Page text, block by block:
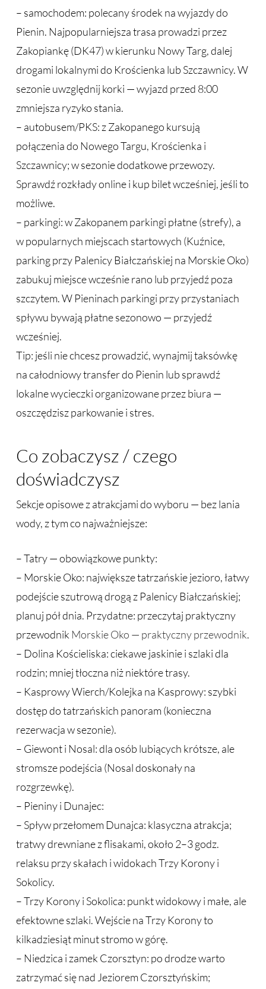
– samochodem: polecany środek na wyjazdy do
Pienin. Najpopularniejsza trasa prowadzi przez
Zakopiankę (DK47) w kierunku Nowy Targ, dalej
drogami lokalnymi do Krościenka lub Szczawnicy. W
sezonie uwzględnij korki — wyjazd przed 8:00
zmniejsza ryzyko stania.
– autobusem/PKS: z Zakopanego kursują
połączenia do Nowego Targu, Krościenka i
Szczawnicy; w sezonie dodatkowe przewozy.
Sprawdź rozkłady online i kup bilet wcześniej, jeśli to
możliwe.
– parkingi: w Zakopanem parkingi płatne (strefy), a
w popularnych miejscach startowych (Kuźnice,
parking przy Palenicy Białczańskiej na Morskie Oko)
zabukuj miejsce wcześnie rano lub przyjedź poza
szczytem. W Pieninach parkingi przy przystaniach
spływu bywają płatne sezonowo — przyjedź
wcześniej.
Tip: jeśli nie chcesz prowadzić, wynajmij taksówkę
na całodniowy transfer do Pienin lub sprawdź
lokalne wycieczki organizowane przez biura —
oszczędzisz parkowanie i stres.
Co zobaczysz / czego
doświadczysz
Sekcje opisowe z atrakcjami do wyboru — bez lania
wody, z tym co najważniejsze:
– Tatry — obowiązkowe punkty:
– Morskie Oko: największe tatrzańskie jezioro, łatwy
podejście szutrową drogą z Palenicy Białczańskiej;
planuj pół dnia. Przydatne: przeczytaj praktyczny
przewodnik Morskie Oko — praktyczny przewodnik.
– Dolina Kościeliska: ciekawe jaskinie i szlaki dla
rodzin; mniej tłoczna niż niektóre trasy.
– Kasprowy Wierch/Kolejka na Kasprowy: szybki
dostęp do tatrzańskich panoram (konieczna
rezerwacja w sezonie).
– Giewont i Nosal: dla osób lubiących krótsze, ale
stromsze podejścia (Nosal doskonały na
rozgrzewkę).
– Pieniny i Dunajec:
– Spływ przełomem Dunajca: klasyczna atrakcja;
tratwy drewniane z flisakami, około 2–3 godz.
relaksu przy skałach i widokach Trzy Korony i
Sokolicy.
– Trzy Korony i Sokolica: punkt widokowy i małe, ale
efektowne szlaki. Wejście na Trzy Korony to
kilkadziesiąt minut stromo w górę.
– Niedzica i zamek Czorsztyn: po drodze warto
zatrzymać się nad Jeziorem Czorsztyńskim;